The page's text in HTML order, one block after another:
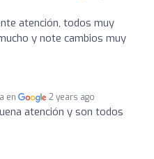
atención, todos muy
y note cambios muy
en 2 years ago
atención y son todos